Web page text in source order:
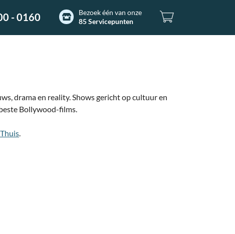
- 0160
Bezoek één van onze
85 Servicepunten
drama en reality. Shows gericht op cultuur en
Bollywood-films.
.